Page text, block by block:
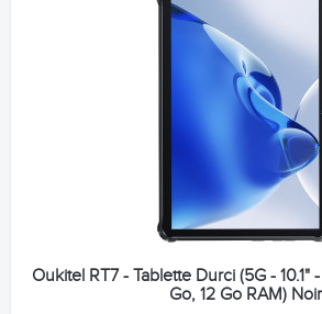
Oukitel RT7 - Tablette Durci (5G -
Go, 12 Go RAM) Noir